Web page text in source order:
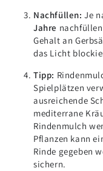
Nachfüllen: Je
Jahre
Gehalt an
das Licht
Tipp:
Spielplätzen
ausreichende
mediterrane
Rindenmulch
Pflanzen kann
Rinde gegeben
sichern.